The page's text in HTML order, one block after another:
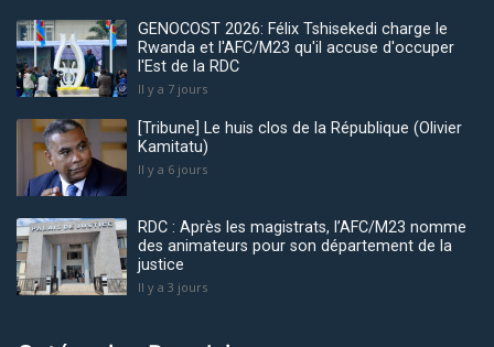
GENOCOST 2026: Félix Tshisekedi charge le
Rwanda et l'AFC/M23 qu'il accuse d'occuper
l'Est de la RDC
Il y a 7 jours
[Tribune] Le huis clos de la République (Olivier
Kamitatu)
Il y a 6 jours
RDC : Après les magistrats, l’AFC/M23 nomme
des animateurs pour son département de la
justice
Il y a 3 jours